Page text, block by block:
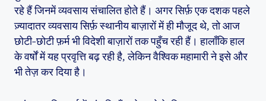
रहे हैं जिनमें व्यवसाय संचालित होते हैं। अगर सिर्फ़ एक दशक पहले
ज़्यादातर व्यवसाय सिर्फ़ स्थानीय बाज़ारों में ही मौजूद थे, तो आज
छोटी-छोटी फ़र्म भी विदेशी बाज़ारों तक पहुँच रही हैं। हालाँकि हाल
के वर्षों में यह प्रवृत्ति बढ़ रही है, लेकिन वैश्विक महामारी ने इसे और
भी तेज़ कर दिया है।